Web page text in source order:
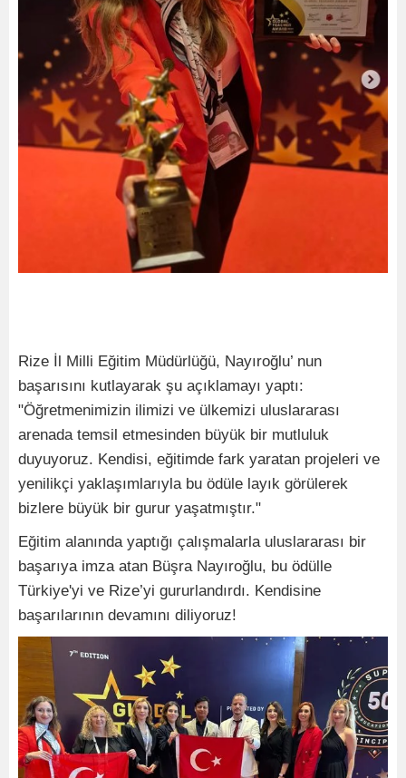
Rize İl Milli Eğitim Müdürlüğü, Nayıroğlu’ nun
başarısını kutlayarak şu açıklamayı yaptı:
"Öğretmenimizin ilimizi ve ülkemizi uluslararası
arenada temsil etmesinden büyük bir mutluluk
duyuyoruz. Kendisi, eğitimde fark yaratan projeleri ve
yenilikçi yaklaşımlarıyla bu ödüle layık görülerek
bizlere büyük bir gurur yaşatmıştır."
Eğitim alanında yaptığı çalışmalarla uluslararası bir
başarıya imza atan Büşra Nayıroğlu, bu ödülle
Türkiye'yi ve Rize’yi gururlandırdı. Kendisine
başarılarının devamını diliyoruz!